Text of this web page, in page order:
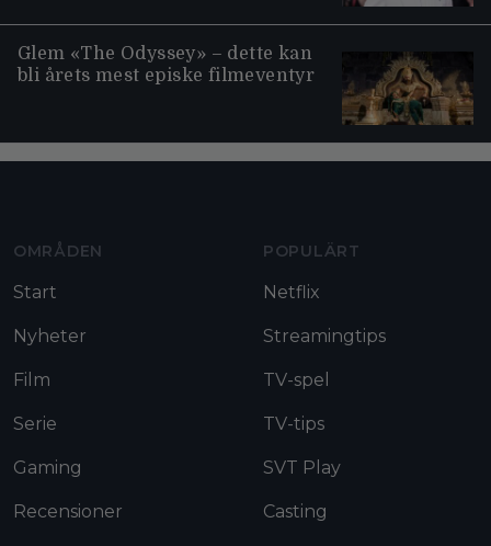
Glem «The Odyssey» – dette kan
bli årets mest episke filmeventyr
OMRÅDEN
Start
Nyheter
Film
Serie
Gaming
Recensioner
POPULÄRT
Netflix
Streamingtips
TV-spel
TV-tips
SVT Play
Casting